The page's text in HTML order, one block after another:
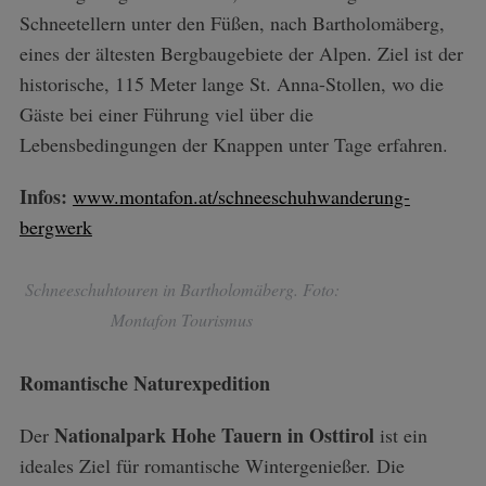
Schneetellern unter den Füßen, nach Bartholomäberg,
eines der ältesten Bergbaugebiete der Alpen. Ziel ist der
historische, 115 Meter lange St. Anna-Stollen, wo die
Gäste bei einer Führung viel über die
Lebensbedingungen der Knappen unter Tage erfahren.
Infos: www.montafon.at/schneeschuhwanderung-
bergwerk
Schneeschuhtouren in Bartholomäberg. Foto:
Montafon Tourismus
Romantische Naturexpedition
Der Nationalpark Hohe Tauern in Osttirolist ein
ideales Ziel für romantische Wintergenießer. Die